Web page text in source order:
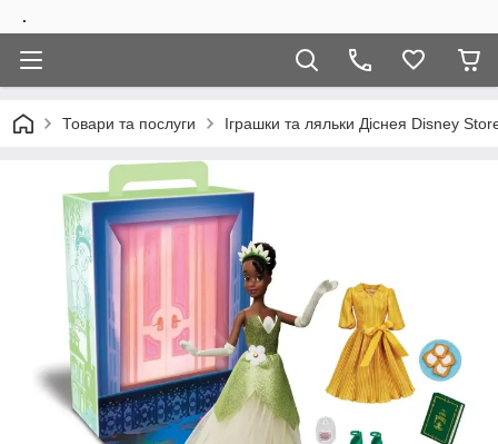
.
Товари та послуги Іграшки та ляльки Діснея Disney